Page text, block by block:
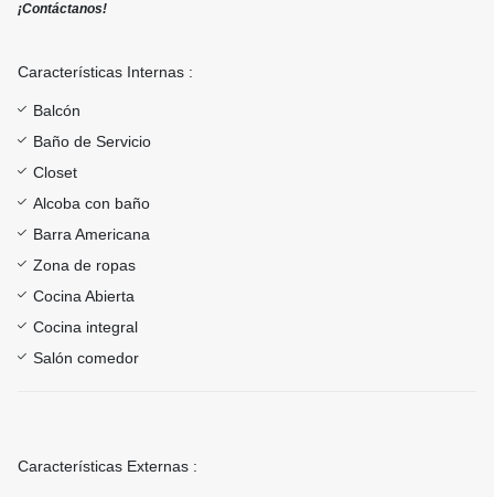
¡Contáctanos!
Características Internas :
Balcón
Baño de Servicio
Closet
Alcoba con baño
Barra Americana
Zona de ropas
Cocina Abierta
Cocina integral
Salón comedor
Características Externas :